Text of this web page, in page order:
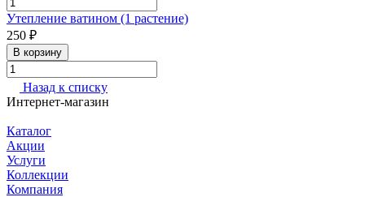
Утепление ватином (1 растение)
250 ₽
В корзину
Назад к списку
Интернет-магазин
Каталог
Акции
Услуги
Коллекции
Компания